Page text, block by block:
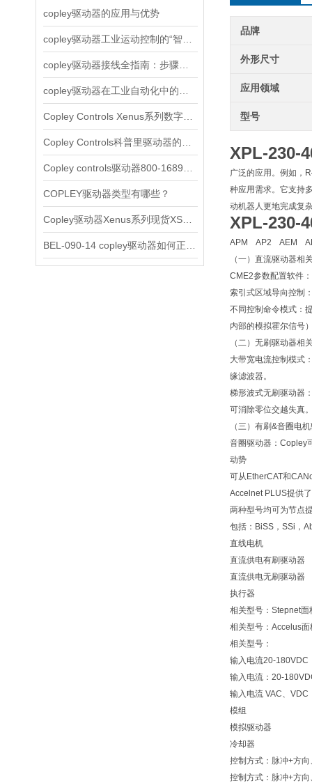
copley驱动器的应用与优势
COPLEY驱动器类型有哪些？
品牌
外形尺寸
应用领域
型号
XPL-230-
广泛的应用。例如，
种应用需求。它支持
动机器人更地完成复
XPL-230-
APM AP2 AEM
（一）直流驱动器相
CME2参数配置软件
索引式区域导向控制
不同控制命令模式：
内部的模拟霍尔信号
（二）无刷驱动器相
大带宽电流控制模式
缘滤波器。
梯形波式无刷驱动器
可消除零位交越失真
（三）有刷&音圈电
音圈驱动器：Copley
动势
可从EtherCAT和
Accelnet PLUS提供
两种型号均可为节点
包括：BiSS，SSi，
直线电机
直流供电有刷驱动器
直流供电无刷驱动器
执行器
相关型号：Stepnet面
相关型号：Accelus面
相关型号：
输入电流20-180VDC
输入电流：20-
输入电流 VAC、VDC
模组
模拟驱动器
冷却器
控制方式：脉冲+方
控制方式：脉冲+方